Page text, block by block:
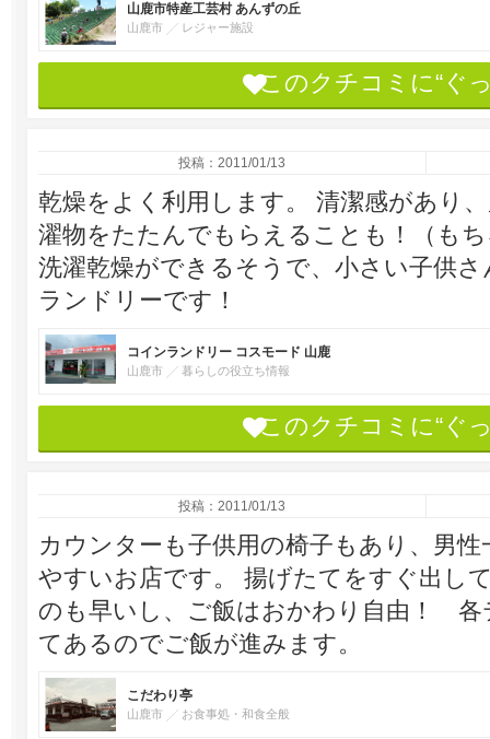
山鹿市特産工芸村 あんずの丘
山鹿市 レジャー施設
このクチコミに“ぐ
投稿：2011/01/13
乾燥をよく利用します。 清潔感があり
濯物をたたんでもらえることも！（も
洗濯乾燥ができるそうで、小さい子供
ランドリーです！
コインランドリー コスモード 山鹿
山鹿市 暮らしの役立ち情報
このクチコミに“ぐ
投稿：2011/01/13
カウンターも子供用の椅子もあり、男
やすいお店です。 揚げたてをすぐ出し
のも早いし、ご飯はおかわり自由！ 各
てあるのでご飯が進みます。
こだわり亭
山鹿市 お食事処・和食全般